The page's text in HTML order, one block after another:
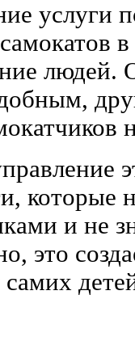
услуги
людей.
которые
и не
это